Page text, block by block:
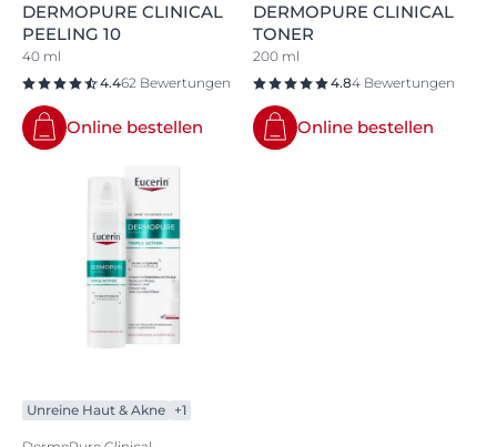
DERMOPURE CLINICAL
PEELING 10
40 ml
4.462 Bewertungen
Online bestellen
DERMOPURE CLINICAL
TONER
200 ml
4.84 Bewertungen
Online bestellen
Unreine Haut & Akne +1